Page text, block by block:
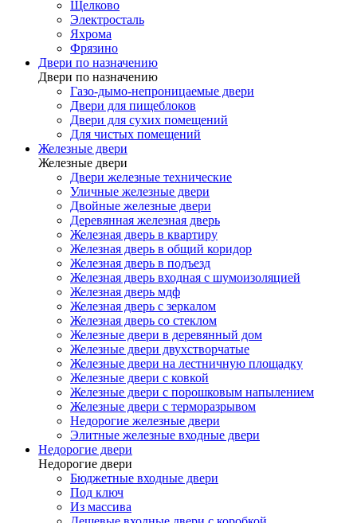
Щелково
Электросталь
Яхрома
Фрязино
Двери по назначению
Двери по назначению
Газо-дымо-непроницаемые двери
Двери для пищеблоков
Двери для сухих помещений
Для чистых помещений
Железные двери
Железные двери
Двери железные технические
Уличные железные двери
Двойные железные двери
Деревянная железная дверь
Железная дверь в квартиру
Железная дверь в общий коридор
Железная дверь в подъезд
Железная дверь входная с шумоизоляцией
Железная дверь мдф
Железная дверь с зеркалом
Железная дверь со стеклом
Железные двери в деревянный дом
Железные двери двухстворчатые
Железные двери на лестничную площадку
Железные двери с ковкой
Железные двери с порошковым напылением
Железные двери с терморазрывом
Недорогие железные двери
Элитные железные входные двери
Недорогие двери
Недорогие двери
Бюджетные входные двери
Под ключ
Из массива